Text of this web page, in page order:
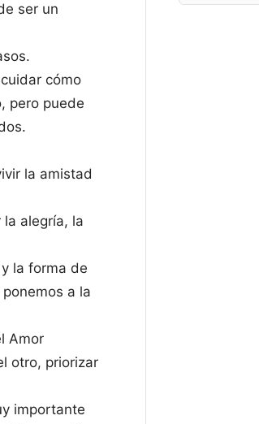
ser un
cómo
pero puede
la amistad
alegría, la
la forma de
a la
Amor
otro, priorizar
importante